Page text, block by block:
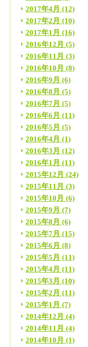
2017年4月 (12)
2017年2月 (10)
2017年1月 (16)
2016年12月 (5)
2016年11月 (3)
2016年10月 (8)
2016年9月 (6)
2016年8月 (5)
2016年7月 (5)
2016年6月 (11)
2016年5月 (5)
2016年4月 (1)
2016年3月 (12)
2016年1月 (11)
2015年12月 (24)
2015年11月 (3)
2015年10月 (6)
2015年9月 (7)
2015年8月 (6)
2015年7月 (15)
2015年6月 (8)
2015年5月 (11)
2015年4月 (11)
2015年3月 (10)
2015年2月 (11)
2015年1月 (7)
2014年12月 (4)
2014年11月 (4)
2014年10月 (1)